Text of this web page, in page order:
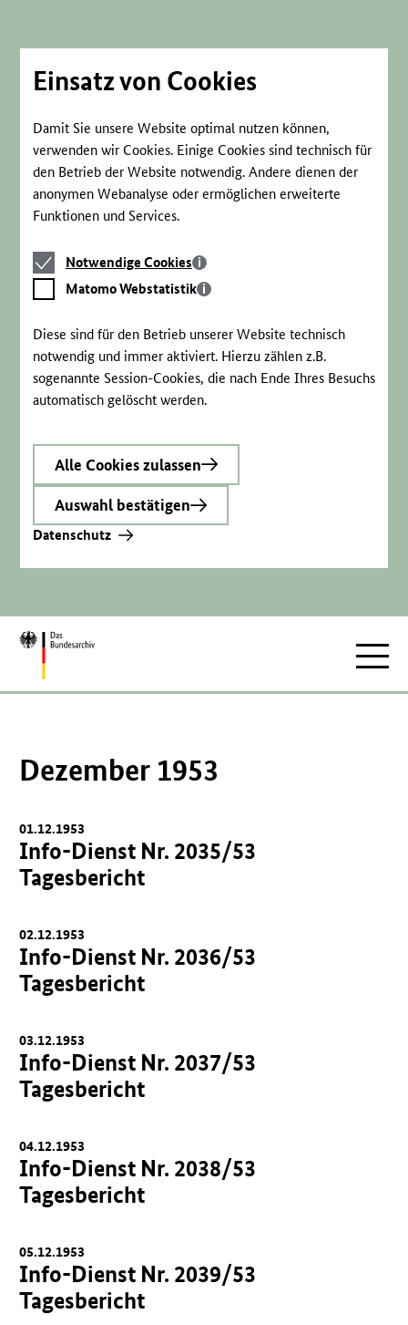
Einsatz von Cookies
Damit Sie unsere Website optimal nutzen können,
verwenden wir Cookies. Einige Cookies sind technisch für
den Betrieb der Website notwendig. Andere dienen der
anonymen Webanalyse oder ermöglichen erweiterte
Funktionen und Services.
Notwendige
Cookies
Notwendige Cookies
Matomo
Webstatistik
Matomo Webstatistik
Diese sind für den Betrieb unserer Website technisch
notwendig und immer aktiviert. Hierzu zählen z.B.
sogenannte Session-Cookies, die nach Ende Ihres Besuchs
automatisch gelöscht werden.
Alle Cookies zulassen
Auswahl bestätigen
Datenschutz
Zur
Dezember 1953
01.12.1953
Info-Dienst Nr. 2035/53
Tagesbericht
02.12.1953
Info-Dienst Nr. 2036/53
Tagesbericht
03.12.1953
Info-Dienst Nr. 2037/53
Tagesbericht
04.12.1953
Info-Dienst Nr. 2038/53
Tagesbericht
05.12.1953
Info-Dienst Nr. 2039/53
Tagesbericht